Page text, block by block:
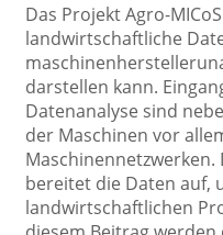
Das Projekt Agro-
landwirtschaftliche
darstellen kann.
Datenanalyse sind
der Maschinen vor
bereitet die Daten auf,
landwirtschaftlichen